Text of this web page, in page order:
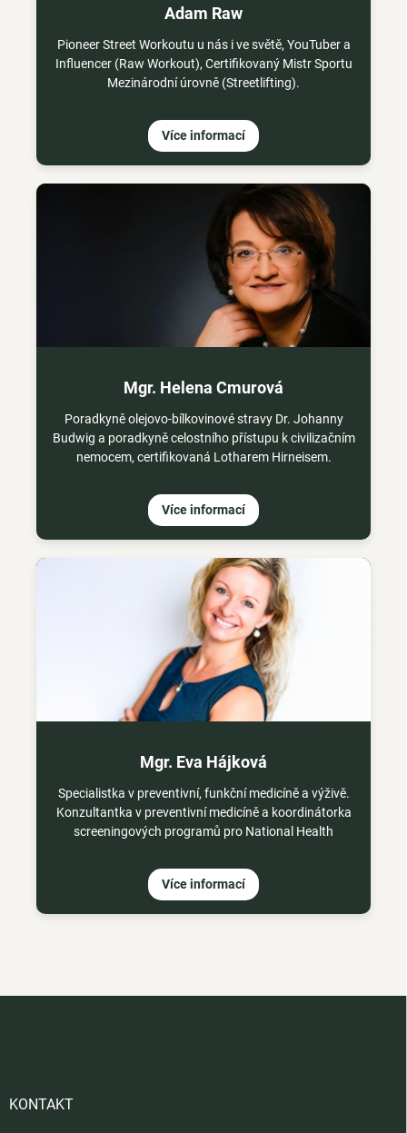
Adam Raw
Pioneer Street Workoutu u nás i ve světě, YouTuber a
Influencer (Raw Workout), Certifikovaný Mistr Sportu
Mezinárodní úrovně (Streetlifting).
Více informací
Mgr. Helena Cmurová
Poradkyně olejovo-bílkovinové stravy Dr. Johanny
Budwig a poradkyně celostního přístupu k civilizačním
nemocem, certifikovaná Lotharem Hirneisem.
Více informací
Mgr. Eva Hájková
Specialistka v preventivní, funkční medicíně a výživě.
Konzultantka v preventivní medicíně a koordinátorka
screeningových programů pro National Health
Více informací
KONTAKT